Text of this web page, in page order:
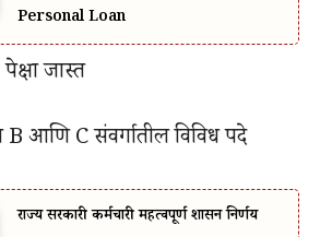
Personal Loan
जास्त
B आणि C संवर्गातील विविध पदे
राज्य सरकारी कर्मचारी महत्वपूर्ण शासन निर्णय